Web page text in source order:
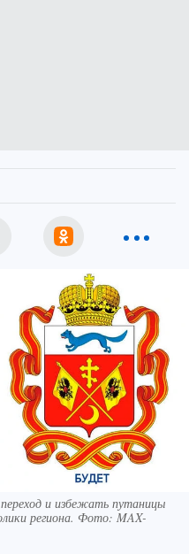
и избежать путаницы
региона. Фото: MAX-